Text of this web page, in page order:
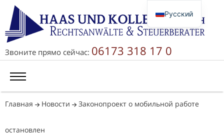
Звоните прямо сейчас: 06173 318 17 0
Главная Новости Законопроект о мобильной работе
остановлен
Русский
Deutsch
English
简体中文